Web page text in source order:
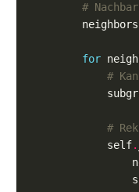
#
        neighbors
for
#
#
            self
.